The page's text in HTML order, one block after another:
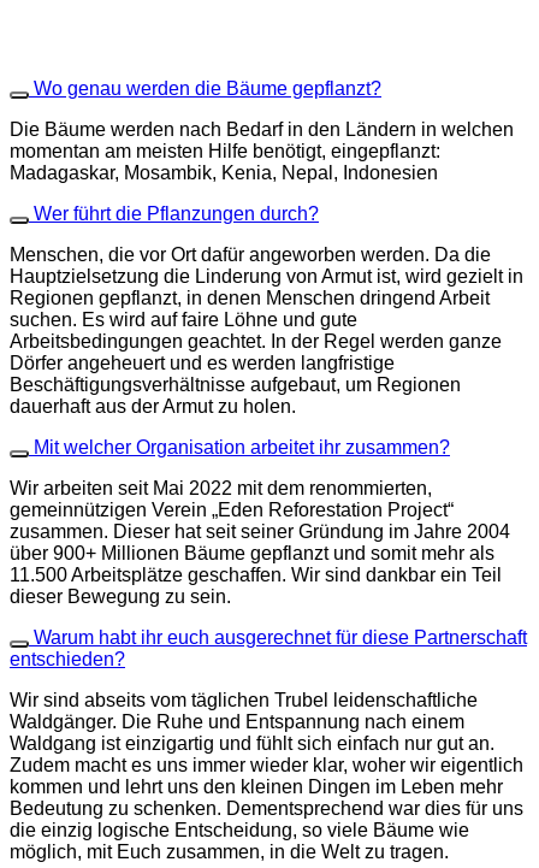
Wo genau werden die Bäume gepflanzt?
Die Bäume werden nach Bedarf in den Ländern in welchen
momentan am meisten Hilfe benötigt, eingepflanzt:
Madagaskar, Mosambik, Kenia, Nepal, Indonesien
Wer führt die Pflanzungen durch?
Menschen, die vor Ort dafür angeworben werden. Da die
Hauptzielsetzung die Linderung von Armut ist, wird gezielt in
Regionen gepflanzt, in denen Menschen dringend Arbeit
suchen. Es wird auf faire Löhne und gute
Arbeitsbedingungen geachtet. In der Regel werden ganze
Dörfer angeheuert und es werden langfristige
Beschäftigungsverhältnisse aufgebaut, um Regionen
dauerhaft aus der Armut zu holen.
Mit welcher Organisation arbeitet ihr zusammen?
Wir arbeiten seit Mai 2022 mit dem renommierten,
gemeinnützigen Verein „Eden Reforestation Project“
zusammen. Dieser hat seit seiner Gründung im Jahre 2004
über 900+ Millionen Bäume gepflanzt und somit mehr als
11.500 Arbeitsplätze geschaffen. Wir sind dankbar ein Teil
dieser Bewegung zu sein.
Warum habt ihr euch ausgerechnet für diese Partnerschaft
entschieden?
Wir sind abseits vom täglichen Trubel leidenschaftliche
Waldgänger. Die Ruhe und Entspannung nach einem
Waldgang ist einzigartig und fühlt sich einfach nur gut an.
Zudem macht es uns immer wieder klar, woher wir eigentlich
kommen und lehrt uns den kleinen Dingen im Leben mehr
Bedeutung zu schenken. Dementsprechend war dies für uns
die einzig logische Entscheidung, so viele Bäume wie
möglich, mit Euch zusammen, in die Welt zu tragen.